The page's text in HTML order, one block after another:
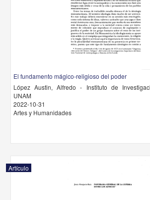
El fundamento mágico-religioso del poder
López Austin, Alfredo - Instituto de
UNAM
2022-10-31
Artes y Humanidades
Artículo